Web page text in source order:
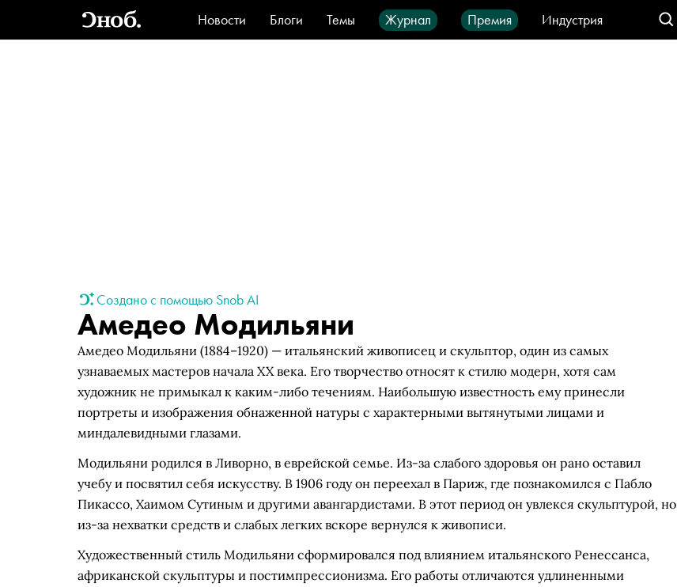
Новости Блоги Темы Журнал Премия
Индустрия
Стиль
Видео Город IT-продукты
Создано с помощью Snob AI
Амедео Модильяни
Амедео Модильяни (1884–1920) — итальянский живописец и скульптор, один из самых
узнаваемых мастеров начала XX века. Его творчество относят к стилю модерн, хотя сам
художник не примыкал к каким-либо течениям. Наибольшую известность ему принесли
портреты и изображения обнаженной натуры с характерными вытянутыми лицами и
миндалевидными глазами.
Модильяни родился в Ливорно, в еврейской семье. Из-за слабого здоровья он рано оставил
учебу и посвятил себя искусству. В 1906 году он переехал в Париж, где познакомился с Пабло
Пикассо, Хаимом Сутиным и другими авангардистами. В этот период он увлекся скульптурой, но
из-за нехватки средств и слабых легких вскоре вернулся к живописи.
Художественный стиль Модильяни сформировался под влиянием итальянского Ренессанса,
африканской скульптуры и постимпрессионизма. Его работы отличаются удлиненными